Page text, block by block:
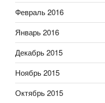
Февраль 2016
Январь 2016
Декабрь 2015
Ноябрь 2015
Октябрь 2015